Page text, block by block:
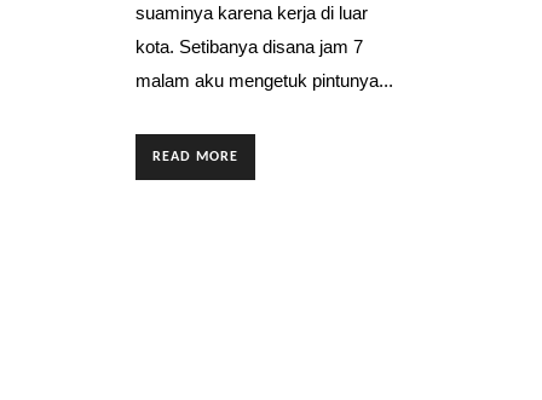
suaminya karena kerja di luar
kota. Setibanya disana jam 7
malam aku mengetuk pintunya...
READ MORE